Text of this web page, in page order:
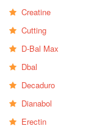
Creatine
Cutting
D-Bal Max
Dbal
Decaduro
Dianabol
Erectin